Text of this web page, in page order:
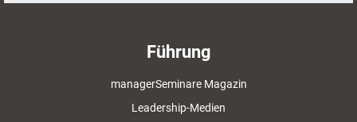
Führung
managerSeminare Magazin
Leadership-Medien